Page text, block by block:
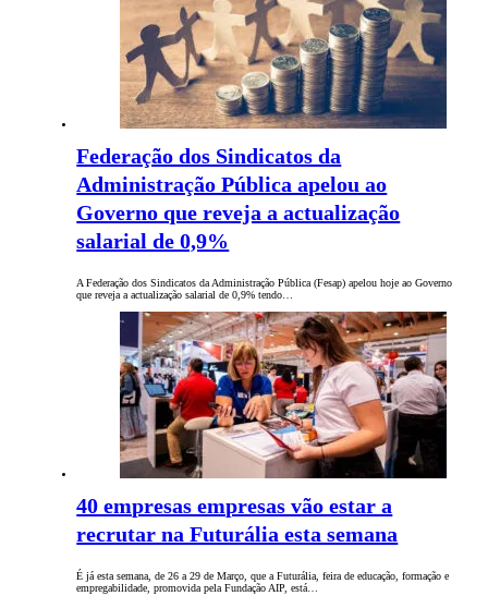
Federação dos Sindicatos da
Administração Pública apelou ao
Governo que reveja a actualização
salarial de 0,9%
A Federação dos Sindicatos da Administração Pública (Fesap) apelou hoje ao Governo
que reveja a actualização salarial de 0,9% tendo…
40 empresas empresas vão estar a
recrutar na Futurália esta semana
É já esta semana, de 26 a 29 de Março, que a Futurália, feira de educação, formação e
empregabilidade, promovida pela Fundação AIP, está…